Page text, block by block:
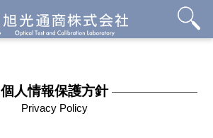
個人情報保護方針
Privacy Policy